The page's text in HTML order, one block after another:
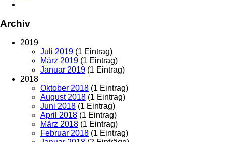
Archiv
2019
Juli 2019 (1 Eintrag)
März 2019 (1 Eintrag)
Januar 2019 (1 Eintrag)
2018
Oktober 2018 (1 Eintrag)
August 2018 (1 Eintrag)
Juni 2018 (1 Eintrag)
April 2018 (1 Eintrag)
März 2018 (1 Eintrag)
Februar 2018 (1 Eintrag)